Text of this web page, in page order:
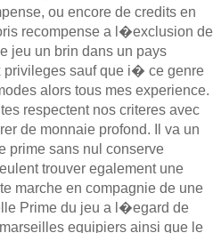
ou encore de credits en
recompense a l�exclusion de
jeu un brin dans un pays
privileges sauf que i� ce genre
alors tous mes experience.
respectent nos criteres avec
de monnaie profond. Il va un
prime sans nul conserve
trouver egalement une
marche en compagnie de une
Prime du jeu a l�egard de
equipiers ainsi que le